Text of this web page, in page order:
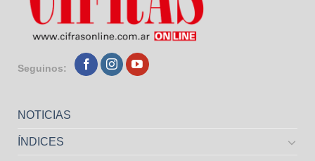
Seguinos:
NOTICIAS
ÍNDICES